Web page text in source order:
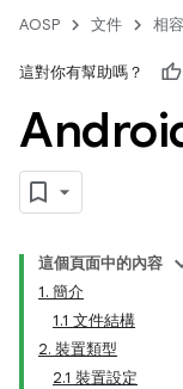
AOSP 文件 相
這對你有幫助嗎？
這個頁面中的內容
1. 簡介
1.1 文件結構
2. 裝置類型
2.1 裝置設定